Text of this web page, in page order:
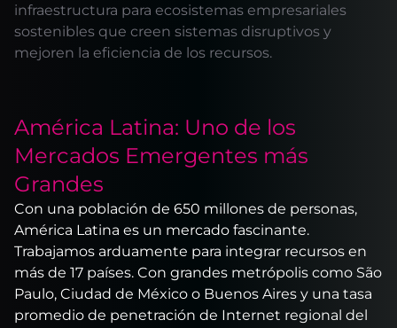
infraestructura para ecosistemas empresariales
sostenibles que creen sistemas disruptivos y
mejoren la eficiencia de los recursos.
América Latina: Uno de los
Mercados Emergentes más
Grandes
Con una población de 650 millones de personas,
América Latina es un mercado fascinante.
Trabajamos arduamente para integrar recursos en
más de 17 países. Con grandes metrópolis como São
Paulo, Ciudad de México o Buenos Aires y una tasa
promedio de penetración de Internet regional del